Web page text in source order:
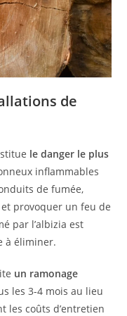
de
le danger le plus
inflammables
de fumée,
provoquer un feu de
par l’albizia est
à éliminer.
un ramonage
les 3-4 mois au lieu
les coûts d’entretien